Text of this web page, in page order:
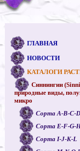
ГЛАВНАЯ
НОВОСТИ
КАТАЛОГИ
Синнингии
природные виды,
микро
Сорта A-B-C-D
Сорта E-F-G-
Сорта I-J-K-L